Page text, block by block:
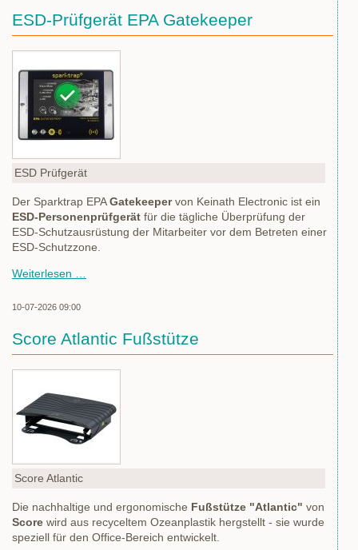
ESD-Prüfgerät EPA Gatekeeper
ESD Prüfgerät
Der Sparktrap EPAGatekeepervon Keinath Electronic ist ein
ESD-Personenprüfgerät für die tägliche Überprüfung der
ESD-Schutzausrüstung der Mitarbeiter vor dem Betreten einer
ESD-Schutzzone.
Weiterlesen …
10-07-2026 09:00
Score Atlantic Fußstütze
Score Atlantic
Die nachhaltige und ergonomische Fußstütze "Atlantic" von
Score wird aus recyceltem Ozeanplastik hergstellt - sie wurde
speziell für den Office-Bereich entwickelt.